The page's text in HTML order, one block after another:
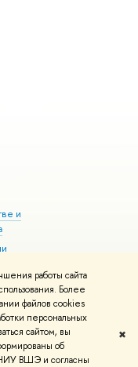
работы сайта
Более
файлов cookies
персональных
сайтом, вы
об
НИУ ВШЭ и согласны
✖
и
Условия использования